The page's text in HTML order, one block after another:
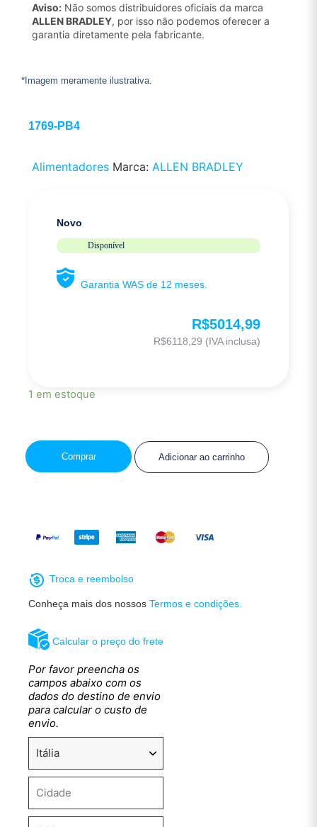
Aviso: Não somos distribuidores oficiais da marca
ALLEN BRADLEY, por isso não podemos oferecer a
garantia diretamente pela fabricante.
*Imagem meramente ilustrativa.
1769-PB4
Alimentadores Marca: ALLEN BRADLEY
Novo
Disponível
Garantia WAS de 12 meses.
R$5014,99
R$6118,29 (IVA inclusa)
1 em estoque
Adicionar ao carrinho
Comprar
Calcular o preço do frete
Por favor preencha os
campos abaixo com os
dados do destino de envio
para calcular o custo de
envio.
Troca e reembolso
Conheça mais dos nossos Termos e condições.